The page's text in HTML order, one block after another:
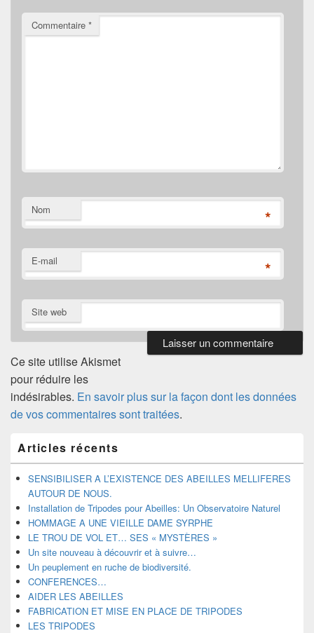
Commentaire *
Nom *
E-mail *
Site web
Ce site utilise Akismet
pour réduire les
indésirables. En savoir plus sur la façon dont les données
de vos commentaires sont traitées.
principale
de
widget
barre
latérale
Articles récents
SENSIBILISER A L’EXISTENCE DES ABEILLES MELLIFERES
AUTOUR DE NOUS.
Installation de Tripodes pour Abeilles: Un Observatoire Naturel
HOMMAGE A UNE VIEILLE DAME SYRPHE
LE TROU DE VOL ET… SES « MYSTÈRES »
Un site nouveau à découvrir et à suivre…
Un peuplement en ruche de biodiversité.
CONFERENCES…
AIDER LES ABEILLES
FABRICATION ET MISE EN PLACE DE TRIPODES
LES TRIPODES